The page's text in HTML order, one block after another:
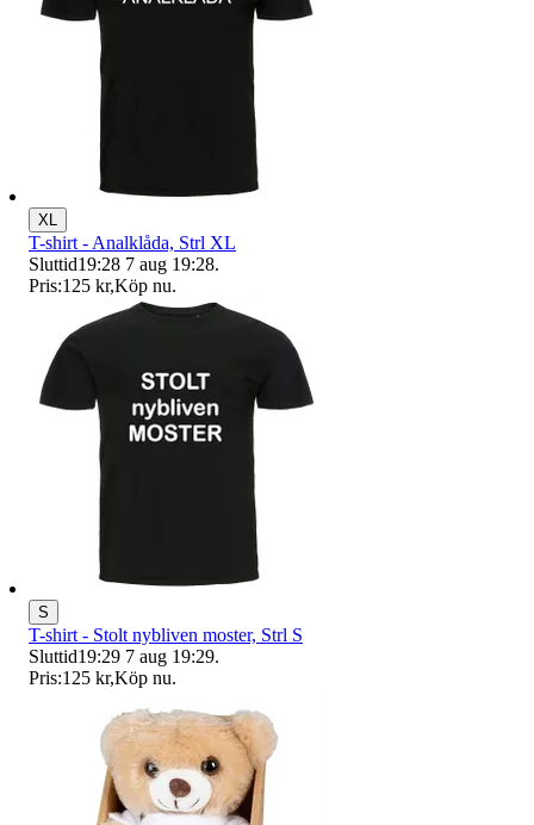
XL
T-shirt - Analklåda, Strl XL
Sluttid19:28 7 aug 19:28.
Pris:125 kr,Köp nu.
S
T-shirt - Stolt nybliven moster, Strl S
Sluttid19:29 7 aug 19:29.
Pris:125 kr,Köp nu.